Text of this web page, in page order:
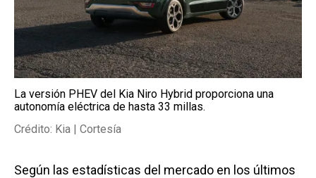
La versión PHEV del Kia Niro Hybrid proporciona una
autonomía eléctrica de hasta 33 millas.
Crédito: Kia | Cortesía
Según las estadísticas del mercado en los últimos